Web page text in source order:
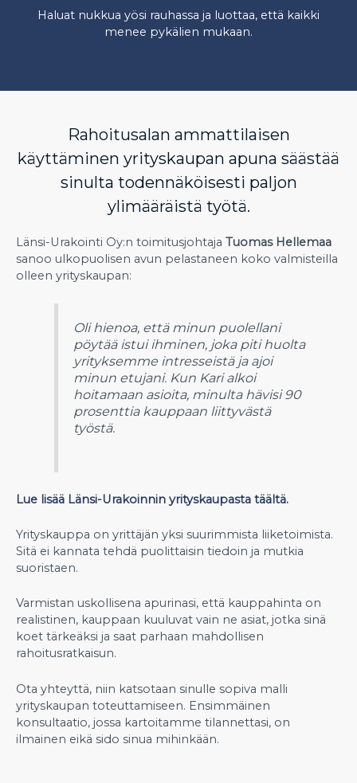
Haluat nukkua yösi rauhassa ja luottaa, että kaikki
menee pykälien mukaan.
Rahoitusalan ammattilaisen
käyttäminen yrityskaupan apuna säästää
sinulta todennäköisesti paljon
ylimääräistä työtä.
Länsi-Urakointi Oy:n toimitusjohtaja Tuomas Hellemaa
sanoo ulkopuolisen avun pelastaneen koko valmisteilla
olleen yrityskaupan:
Oli hienoa, että minun puolellani
pöytää istui ihminen, joka piti huolta
yrityksemme intresseistä ja ajoi
minun etujani. Kun Kari alkoi
hoitamaan asioita, minulta hävisi 90
prosenttia kauppaan liittyvästä
työstä.
Lue lisää Länsi-Urakoinnin yrityskaupasta täältä.
Yrityskauppa on yrittäjän yksi suurimmista liiketoimista.
Sitä ei kannata tehdä puolittaisin tiedoin ja mutkia
suoristaen.
Varmistan uskollisena apurinasi, että kauppahinta on
realistinen, kauppaan kuuluvat vain ne asiat, jotka sinä
koet tärkeäksi ja saat parhaan mahdollisen
rahoitusratkaisun.
Ota yhteyttä, niin katsotaan sinulle sopiva malli
yrityskaupan toteuttamiseen. Ensimmäinen
konsultaatio, jossa kartoitamme tilannettasi, on
ilmainen eikä sido sinua mihinkään.